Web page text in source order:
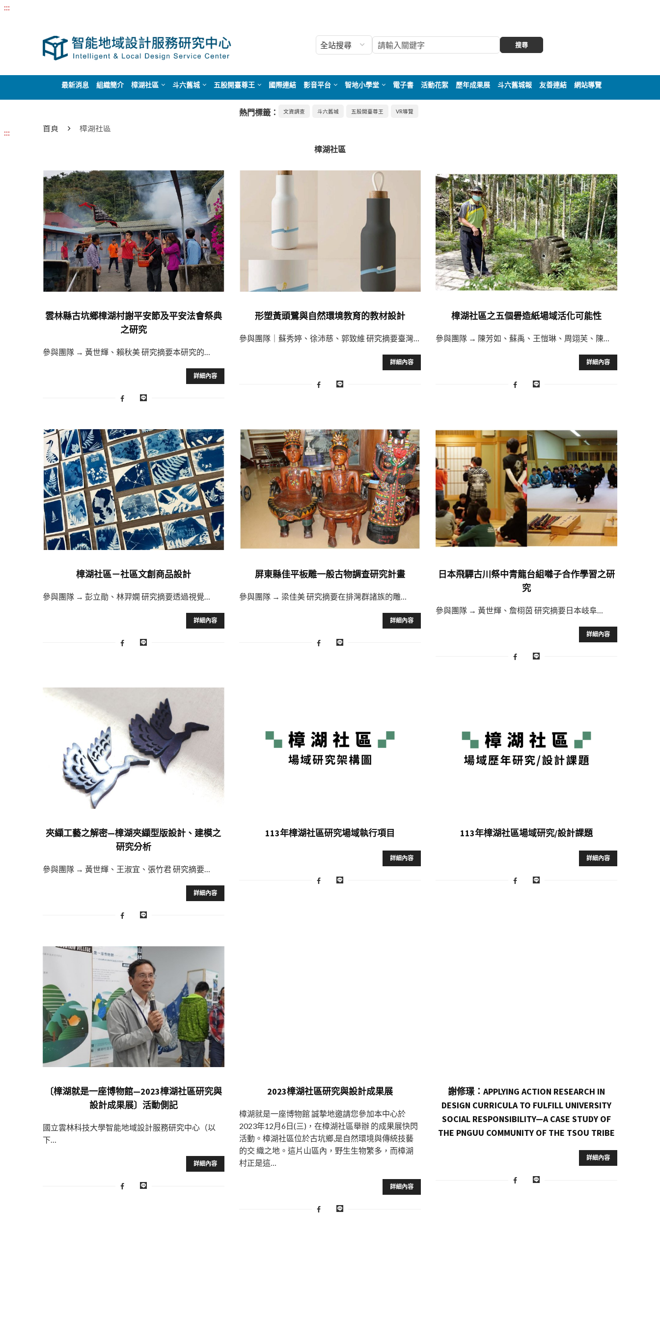
:::
搜尋
最新消息 組織簡介 樟湖社區 斗六舊城 五股開臺尊王 國際連結 影音平台 智地小學堂 電子書 活動花絮 歷年成果展 斗六舊城報 友善連結 網站導覽
熱門標籤： 文資調查 斗六舊城 五股開臺尊王 VR導覽
::: 首頁 樟湖社區
樟湖社區
雲林縣古坑鄉樟湖村謝平安節及平安法會祭典
之研究
參與團隊 → 黃世輝、賴秋美 研究摘要本研究的…
詳細內容
形塑黃頭鷺與自然環境教育的教材設計
參與團隊｜蘇秀婷、徐沛慈、郭致維 研究摘要臺灣…
詳細內容
樟湖社區之五個礐造紙場域活化可能性
參與團隊 → 陳芳如、蘇禹、王愷琳、周翊芙、陳…
詳細內容
樟湖社區－社區文創商品設計
參與團隊 → 彭立勛、林羿嫻 研究摘要透過視覺…
詳細內容
屏東縣佳平板雕一般古物調查研究計畫
參與團隊 → 梁佳美 研究摘要在排灣群諸族的雕…
詳細內容
日本飛驒古川祭中青龍台組囃子合作學習之研
究
參與團隊 → 黃世輝、詹栩茵 研究摘要日本岐阜…
詳細內容
夾纈工藝之解密—樟湖夾纈型版設計、建模之
研究分析
參與團隊 → 黃世輝、王淑宜、張竹君 研究摘要…
詳細內容
113年樟湖社區研究場域執行項目
詳細內容
113年樟湖社區場域研究/設計課題
詳細內容
〔樟湖就是一座博物館—2023樟湖社區研究與
設計成果展〕活動側記
國立雲林科技大學智能地域設計服務研究中心（以
下…
詳細內容
2023樟湖社區研究與設計成果展
樟湖就是一座博物館 誠摯地邀請您參加本中心於
2023年12月6日(三)，在樟湖社區舉辦 的成果展快閃
活動。樟湖社區位於古坑鄉,是自然環境與傳統技藝
的交 織之地。這片山區內，野生生物繁多，而樟湖
村正是這…
詳細內容
謝修璟：APPLYING ACTION RESEARCH IN
DESIGN CURRICULA TO FULFILL UNIVERSITY
SOCIAL RESPONSIBILITY—A CASE STUDY OF
THE PNGUU COMMUNITY OF THE TSOU TRIBE
詳細內容